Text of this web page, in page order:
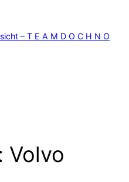
– T E A M D O C H N O
Volvo